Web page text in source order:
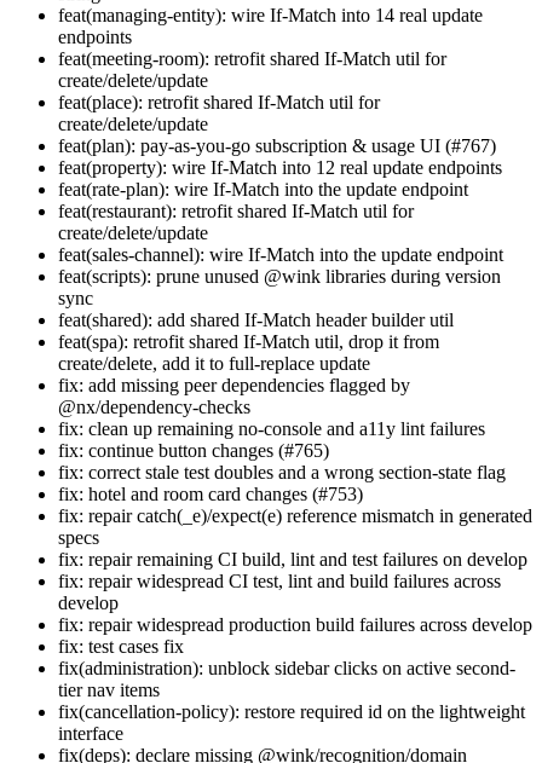
feat(managing-entity): wire If-Match into 14 real update
endpoints
feat(meeting-room): retrofit shared If-Match util for
create/delete/update
feat(place): retrofit shared If-Match util for
create/delete/update
feat(plan): pay-as-you-go subscription & usage UI (#767)
feat(property): wire If-Match into 12 real update endpoints
feat(rate-plan): wire If-Match into the update endpoint
feat(restaurant): retrofit shared If-Match util for
create/delete/update
feat(sales-channel): wire If-Match into the update endpoint
feat(scripts): prune unused @wink libraries during version
sync
feat(shared): add shared If-Match header builder util
feat(spa): retrofit shared If-Match util, drop it from
create/delete, add it to full-replace update
fix: add missing peer dependencies flagged by
@nx/dependency-checks
fix: clean up remaining no-console and a11y lint failures
fix: continue button changes (#765)
fix: correct stale test doubles and a wrong section-state flag
fix: hotel and room card changes (#753)
fix: repair catch(_e)/expect(e) reference mismatch in generated
specs
fix: repair remaining CI build, lint and test failures on develop
fix: repair widespread CI test, lint and build failures across
develop
fix: repair widespread production build failures across develop
fix: test cases fix
fix(administration): unblock sidebar clicks on active second-
tier nav items
fix(cancellation-policy): restore required id on the lightweight
interface
fix(deps): declare missing @wink/recognition/domain